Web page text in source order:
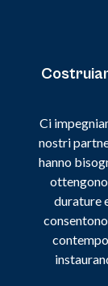
Ci
nostri
hanno
durature